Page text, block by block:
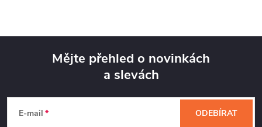
Mějte přehled o novinkách
a slevách
E-mail ODEBÍRAT